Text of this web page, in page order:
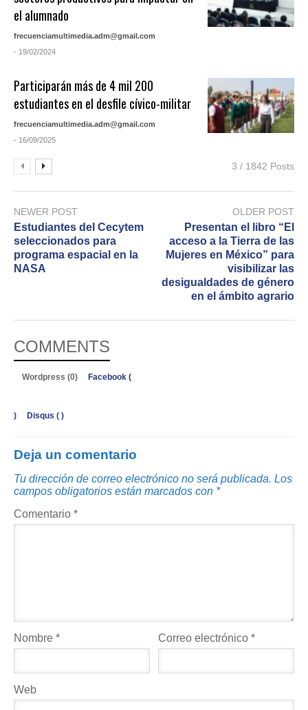
el alumnado
frecuenciamultimedia.adm@gmail.com
- 19/02/2024
Participarán más de 4 mil 200
estudiantes en el desfile cívico-militar
frecuenciamultimedia.adm@gmail.com
- 16/09/2025
3 / 1842 Posts
NEWER POST
Estudiantes del Cecytem
seleccionados para
programa espacial en la
NASA
OLDER POST
Presentan el libro “El
acceso a la Tierra de las
Mujeres en México” para
visibilizar las
desigualdades de género
en el ámbito agrario
COMMENTS
Wordpress (0) Facebook (
) Disqus ( )
Deja un comentario
Tu dirección de correo electrónico no será publicada. Los
campos obligatorios están marcados con *
Comentario *
Nombre * Correo electrónico*
Web